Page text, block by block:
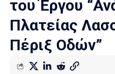
του Έργου
Πλατείας
Πέριξ Οδών”